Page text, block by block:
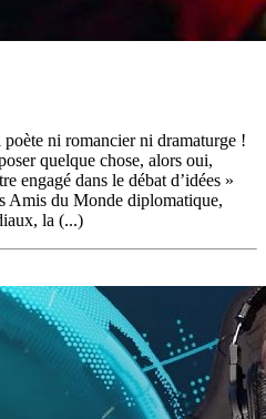
ni romancier ni dramaturge !
quelque chose, alors oui,
engagé dans le débat d’idées »
Amis du Monde diplomatique,
la (...)